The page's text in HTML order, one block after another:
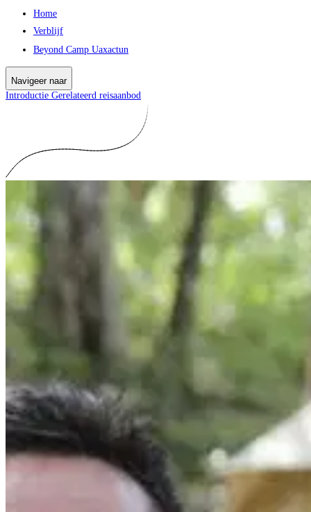
Home
Verblijf
Beyond Camp Uaxactun
Navigeer naar
Introductie Gerelateerd reisaanbod